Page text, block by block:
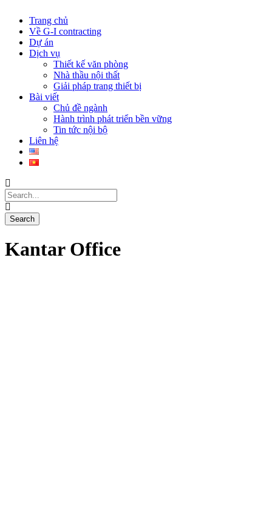
Trang chủ
Về G-I contracting
Dự án
Dịch vụ
Thiết kế văn phòng
Nhà thầu nội thất
Giải pháp trang thiết bị
Bài viết
Chủ đề ngành
Hành trình phát triển bền vững
Tin tức nội bộ
Liên hệ
Kantar Office